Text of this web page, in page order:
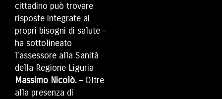
cittadino può trovare
risposte integrate ai
propri bisogni di salute –
ha sottolineato
l’assessore alla Sanità
della Regione Liguria
Massimo Nicolò. – Oltre
alla presenza di